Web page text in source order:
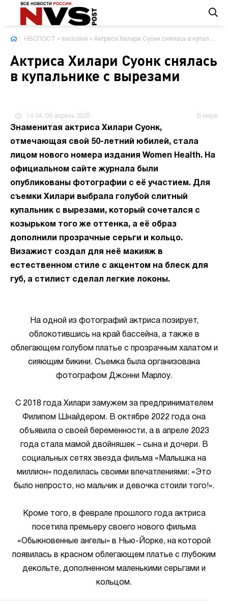
НВСПОСТ » exclusive » Актриса Хилари Суонк снялась в купальнике с вырезами
Актриса Хилари Суонк снялась
в купальнике с вырезами
14:04, 09 апрель 2025 В мире
Знаменитая актриса Хилари Суонк,
отмечающая свой 50-летний юбилей, стала
лицом нового номера издания Women Health. На
официальном сайте журнала были
опубликованы фотографии с её участием. Для
съемки Хилари выбрала голубой слитный
купальник с вырезами, который сочетался с
козырьком того же оттенка, а её образ
дополнили прозрачные серьги и кольцо.
Визажист создал для неё макияж в
естественном стиле с акцентом на блеск для
губ, а стилист сделал легкие локоны.
На одной из фотографий актриса позирует,
облокотившись на край бассейна, а также в
облегающем голубом платье с прозрачным халатом и
сияющим бикини. Съемка была организована
фотографом Джонни Марлоу.
С 2018 года Хилари замужем за предпринимателем
Филипом Шнайдером. В октябре 2022 года она
объявила о своей беременности, а в апреле 2023
года стала мамой двойняшек – сына и дочери. В
социальных сетях звезда фильма «Малышка на
миллион» поделилась своими впечатлениями: «Это
было непросто, но мальчик и девочка стоили того!».
Кроме того, в феврале прошлого года актриса
посетила премьеру своего нового фильма
«Обыкновенные ангелы» в Нью-Йорке, на которой
появилась в красном облегающем платье с глубоким
декольте, дополненном маленькими серьгами и
кольцом.